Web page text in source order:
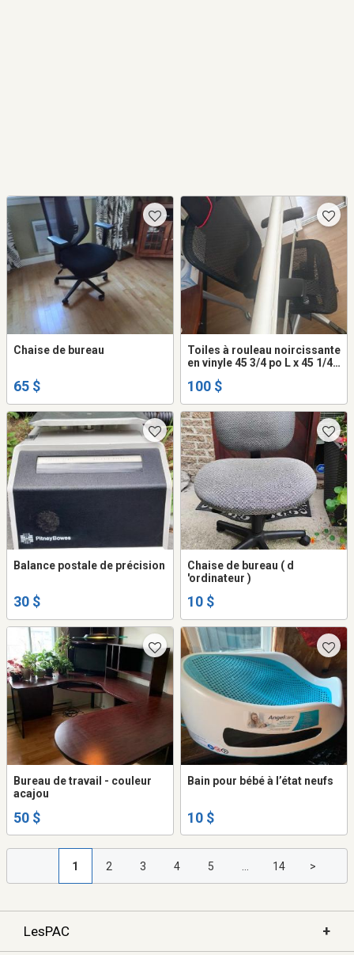
Chaise de bureau
65 $
Toiles à rouleau noircissante
en vinyle 45 3/4 po L x 45 1/4
100 $
Balance postale de précision
30 $
Chaise de bureau ( d
'ordinateur )
10 $
Bureau de travail - couleur
acajou
50 $
Bain pour bébé à l’état neufs
10 $
1 2 3 4 5 14 >
LesPAC +